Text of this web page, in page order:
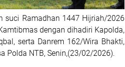
suci Ramadhan 1447 Hijriah/2026
dengan dihadiri Kapolda,
serta Danrem 162/Wira Bhakti,
Polda NTB, Senin,(23/02/2026).